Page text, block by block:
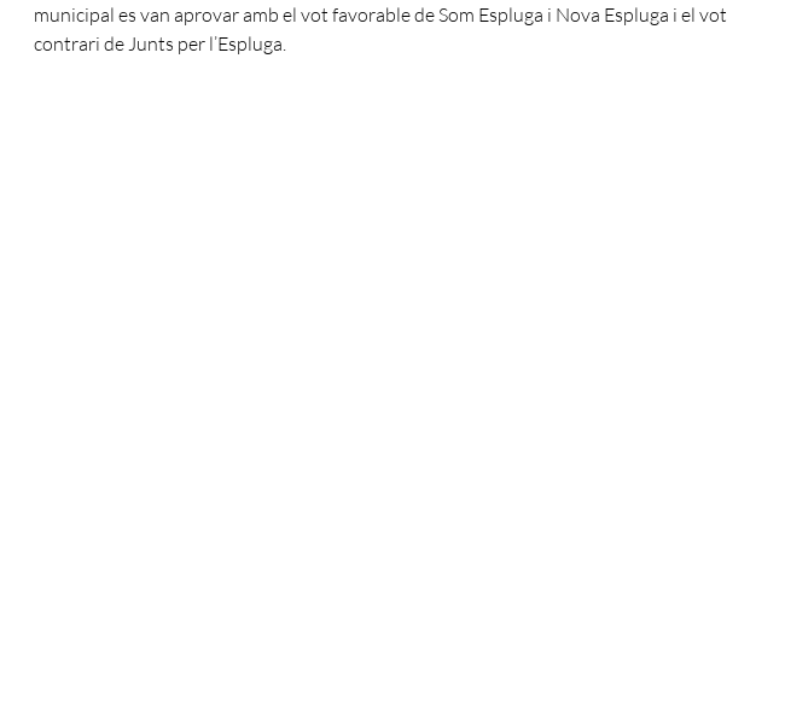
municipal es van aprovar amb el vot favorable de Som Espluga i Nova Espluga i el vot
contrari de Junts per l’Espluga.